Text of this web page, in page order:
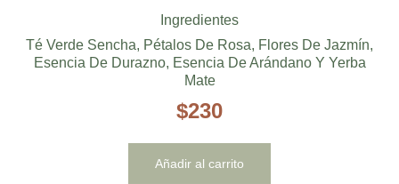
Ingredientes
Té Verde Sencha, Pétalos De Rosa, Flores De Jazmín,
Esencia De Durazno, Esencia De Arándano Y Yerba
Mate
$230
Añadir al carrito